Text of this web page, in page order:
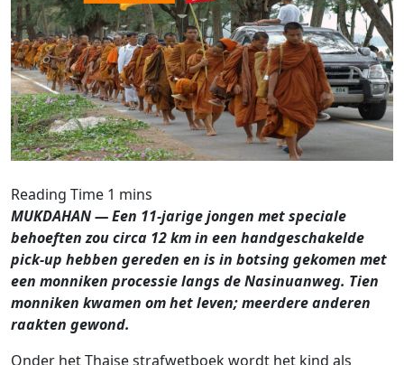
MUKDAHAN — Een 11-jarige jongen met speciale
behoeften zou circa 12 km in een handgeschakelde
pick-up hebben gereden en is in botsing gekomen met
een monniken processie langs de Nasinuanweg. Tien
monniken kwamen om het leven; meerdere anderen
raakten gewond.
Onder het Thaise strafwetboek wordt het kind als